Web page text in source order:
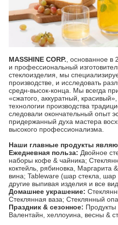
MASSHINE CORP., основанное в
и профессиональный
стеклоизделия, мы
производстве, и исследовать
средн-высок-конца. Мы всегда
«сжатого, аккуратный,
технологии производства
следовали окончательный опыт
придержанный духа мастера
высокого профессионализма.
Наши главные продукты
Ежедневная польза: Двойное
наборы кофе & чайника;
коктейль, рябиновка, Маргарита
вина; Tableware (шар стекла,
другие выпивая изделия и все
Домашнее украшение:
Стеклянная ваза; Стеклянный
Праздник & сезонное: Продукты
Валентайн, хеллоуина, весны &